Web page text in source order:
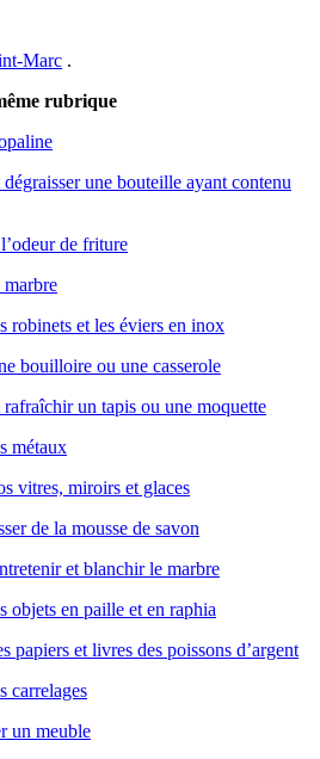
Marc .
rubrique
une bouteille ayant contenu
de friture
robinets et les éviers en inox
bouilloire ou une casserole
un tapis ou une moquette
métaux
vitres, miroirs et glaces
de la mousse de savon
et blanchir le marbre
objets en paille et en raphia
papiers et livres des poissons d’argent
carrelages
un meuble